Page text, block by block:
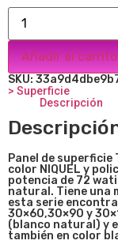
Añadir al carrito
SKU:
> Superficie
Descripción
Panel de superficie
color NIQUEL y
potencia de 72
natural. Tiene una
esta serie
30×60,30×90 y
(blanco natural) y
también en color